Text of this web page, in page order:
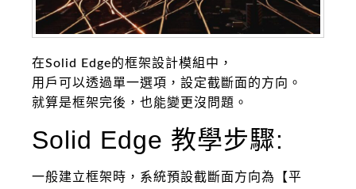
在Solid Edge的框架設計模組中，
用戶可以透過單一選項，設定截斷面的方向。
就算是框架完後，也能變更沒問題。
Solid Edge 教學步驟:
一般建立框架時，系統預設截斷面方向為【平